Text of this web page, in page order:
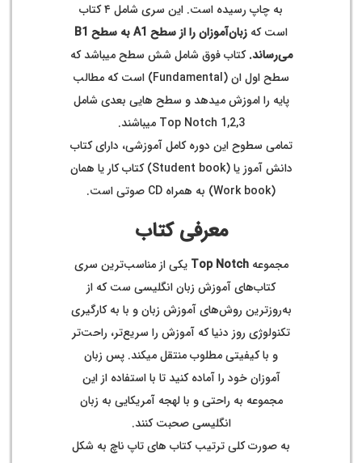
به چاپ رسیده است. این سری شامل ۴ کتاب
است که
زبان‌آموزان را از سطح A1 به سطح B1
می‌رساند.کتاب فوق شامل شش سطح میباشد که
سطح اول ان (Fundamental) است که مطالب
پایه را اموزش میدهد و سطح هایی بعدی شامل
Top Notch 1,2,3 میباشند.
تمامی سطوح این دوره کامل آموزشی، دارای کتاب
دانش آموز یا (Student book) کتاب کار یا همان
(Work book) به همراه CD صوتی است.
معرفی کتاب
مجموعهTop Notch یکی از مناسب‌­ترین سری
کتاب­‌های آموزش زبان انگلیسی ست که از
به‌روزترین روش­‌های آموزش زبان و با به کارگیری
تکنولوژی روز دنیا که آموزش را سریع‌­تر، راحت‌­تر
و با کیفیتی مطلوب منتقل میکند. پس زبان
آموزان خود را آماده کنید تا با استفاده از این
مجموعه به راحتی و با لهجه آمریکایی به زبان
انگلیسی صحبت کنند.
به صورت کلی ترتیب کتاب های تاپ ناچ به شکل